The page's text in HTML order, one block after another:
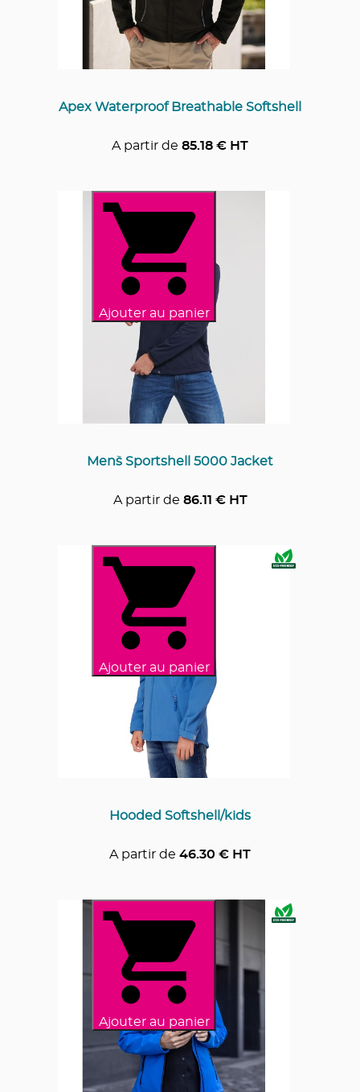
Apex Waterproof Breathable Softshell
A partir de 85.18 € HT
Ajouter au panier
Men`s Sportshell 5000 Jacket
A partir de 86.11 € HT
Ajouter au panier
Hooded Softshell/kids
A partir de 46.30 € HT
Ajouter au panier